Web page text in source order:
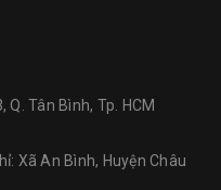
Q. Tân Bình, Tp. HCM
Xã An Bình, Huyện Châu